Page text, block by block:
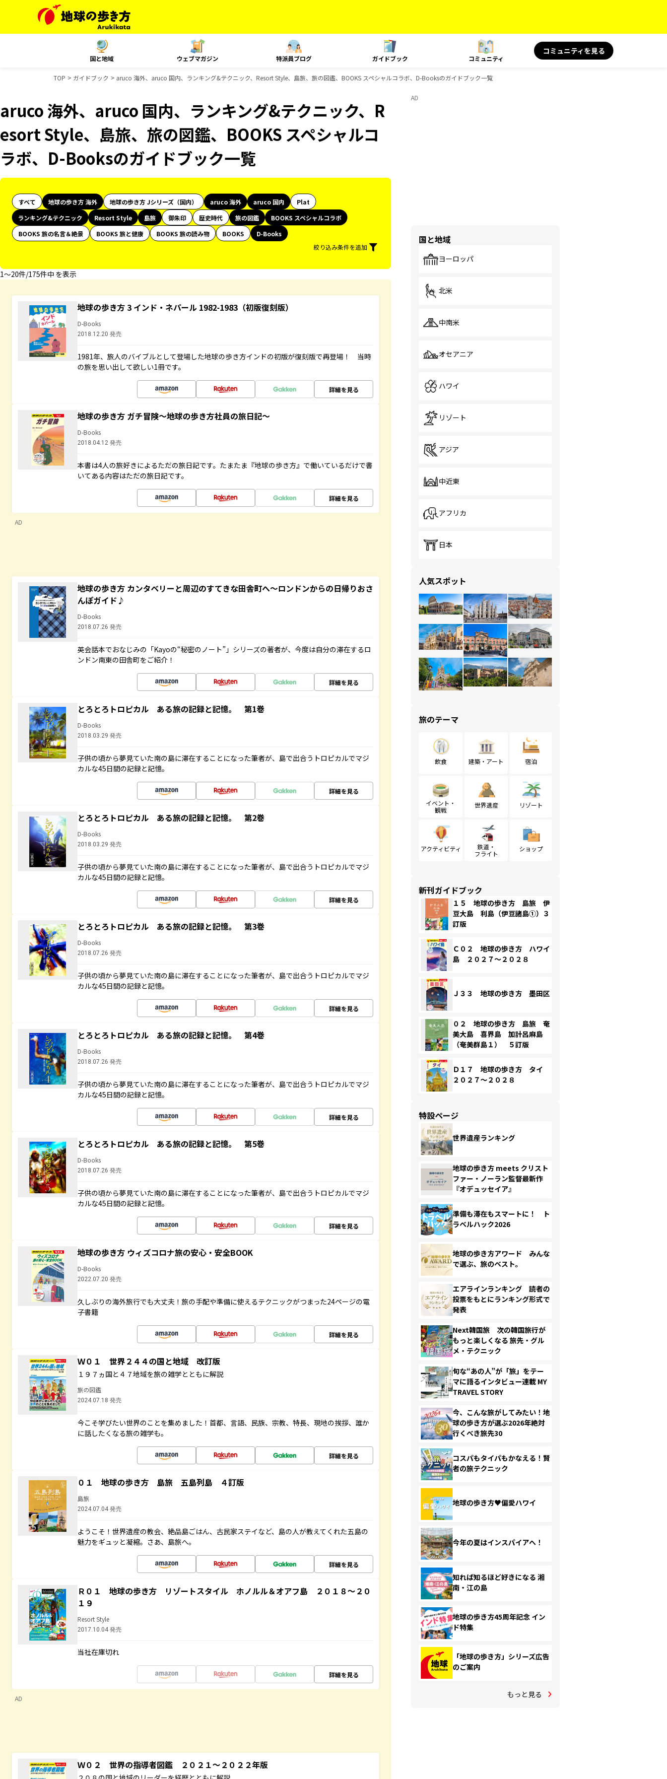
国と地域 ウェブマガジン 特派員ブログ ガイドブック コミュニティ
コミュニティを見る
TOP ガイドブック aruco 海外、aruco 国内、ランキング&テクニック、Resort Style、島旅、旅の図鑑、BOOKS スペシャルコラボ、D-Booksのガイドブック一覧
aruco 海外、aruco 国内、ランキング&テクニック、R
esort Style、島旅、旅の図鑑、BOOKS スペシャルコ
ラボ、D-Booksのガイドブック一覧
すべて 地球の歩き方 海外 地球の歩き方 Jシリーズ（国内） aruco 海外 aruco 国内
Plat
ランキング&テクニック
Resort Style 島旅 御朱印 歴史時代 旅の図鑑
BOOKS スペシャルコラボ
BOOKS 旅の名言＆絶景
BOOKS 旅と健康 BOOKS 旅の読み物 BOOKS
D-Books
絞り込み条件を追加
1〜20件/175件中 を表示
地球の歩き方 3 インド・ネパール 1982-1983（初版復刻版）
D-Books
2018.12.20 発売
1981年、旅人のバイブルとして登場した地球の歩き方インドの初版が復刻版で再登場！ 当時
の旅を思い出して欲しい1冊です。
詳細を見る
地球の歩き方 ガチ冒険～地球の歩き方社員の旅日記～
D-Books
2018.04.12 発売
本書は4人の旅好きによるただの旅日記です。たまたま『地球の歩き方』で働いているだけで書
いてある内容はただの旅日記です。
詳細を見る
AD
地球の歩き方 カンタベリーと周辺のすてきな田舎町へ～ロンドンからの日帰りおさ
んぽガイド♪
D-Books
2018.07.26 発売
英会話本でおなじみの「Kayoの“秘密のノート”」シリーズの著者が、今度は自分の滞在するロ
ンドン南東の田舎町をご紹介！
詳細を見る
とろとろトロピカル ある旅の記録と記憶。 第1巻
D-Books
2018.03.29 発売
子供の頃から夢見ていた南の島に滞在することになった筆者が、島で出合うトロピカルでマジ
カルな45日間の記録と記憶。
詳細を見る
とろとろトロピカル ある旅の記録と記憶。 第2巻
D-Books
2018.03.29 発売
子供の頃から夢見ていた南の島に滞在することになった筆者が、島で出合うトロピカルでマジ
カルな45日間の記録と記憶。
詳細を見る
とろとろトロピカル ある旅の記録と記憶。 第3巻
D-Books
2018.07.26 発売
子供の頃から夢見ていた南の島に滞在することになった筆者が、島で出合うトロピカルでマジ
カルな45日間の記録と記憶。
詳細を見る
とろとろトロピカル ある旅の記録と記憶。 第4巻
D-Books
2018.07.26 発売
子供の頃から夢見ていた南の島に滞在することになった筆者が、島で出合うトロピカルでマジ
カルな45日間の記録と記憶。
詳細を見る
とろとろトロピカル ある旅の記録と記憶。 第5巻
D-Books
2018.07.26 発売
子供の頃から夢見ていた南の島に滞在することになった筆者が、島で出合うトロピカルでマジ
カルな45日間の記録と記憶。
詳細を見る
地球の歩き方 ウィズコロナ旅の安心・安全BOOK
D-Books
2022.07.20 発売
久しぶりの海外旅行でも大丈夫！旅の手配や準備に使えるテクニックがつまった24ページの電
子書籍
詳細を見る
Ｗ０１ 世界２４４の国と地域 改訂版
１９７ヵ国と４７地域を旅の雑学とともに解説
旅の図鑑
2024.07.18 発売
今こそ学びたい世界のことを集めました！首都、言語、民族、宗教、特長、現地の挨拶、誰か
に話したくなる旅の雑学も。
詳細を見る
０１ 地球の歩き方 島旅 五島列島 ４訂版
島旅
2024.07.04 発売
ようこそ！世界遺産の教会、絶品島ごはん、古民家ステイなど、島の人が教えてくれた五島の
魅力をギュッと凝縮。さあ、島旅へ。
詳細を見る
Ｒ０１ 地球の歩き方 リゾートスタイル ホノルル＆オアフ島 ２０１８～２０
１９
Resort Style
2017.10.04 発売
当社在庫切れ
詳細を見る
AD
Ｗ０２ 世界の指導者図鑑 ２０２１～２０２２年版
AD
国と地域
ヨーロッパ
北米
中南米
オセアニア
ハワイ
リゾート
アジア
中近東
アフリカ
日本
人気スポット
旅のテーマ
飲食 建築・アート 宿泊
イベント・
観戦
世界遺産 リゾート
アクティビティ
鉄道・
フライト
ショップ
新刊ガイドブック
１５ 地球の歩き方 島旅 伊
豆大島 利島（伊豆諸島①）３
訂版
Ｃ０２ 地球の歩き方 ハワイ
島 ２０２７～２０２８
Ｊ３３ 地球の歩き方 墨田区
０２ 地球の歩き方 島旅 奄
美大島 喜界島 加計呂麻島
（奄美群島１） ５訂版
Ｄ１７ 地球の歩き方 タイ
２０２７～２０２８
特設ページ
世界遺産ランキング
地球の歩き方 meets クリスト
ファー・ノーラン監督最新作
『オデュッセイア』
準備も滞在もスマートに！ ト
ラベルハック2026
地球の歩き方アワード みんな
で選ぶ、旅のベスト。
エアラインランキング 読者の
投票をもとにランキング形式で
発表
Next韓国旅 次の韓国旅行が
もっと楽しくなる 旅先・グル
メ・テクニック
旬な“あの人”が「旅」をテー
マに語るインタビュー連載 MY
TRAVEL STORY
今、こんな旅がしてみたい！地
球の歩き方が選ぶ2026年絶対
行くべき旅先30
コスパもタイパもかなえる！賢
者の旅テクニック
地球の歩き方♥偏愛ハワイ
今年の夏はインスパイアへ！
知れば知るほど好きになる 湘
南・江の島
地球の歩き方45周年記念 イン
ド特集
「地球の歩き方」シリーズ広告
のご案内
もっと見る